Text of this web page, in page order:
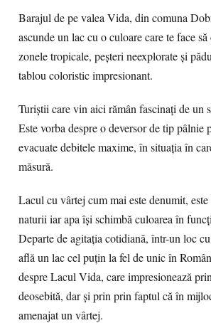
Barajul de pe valea Vida, din comuna
ascunde un lac cu o culoare care te face
zonele tropicale, peșteri neexplorate și
tablou coloristic impresionant.
Turiștii care vin aici rămân fascinați de un
Este vorba despre o deversor de tip pâlnie
evacuate debitele maxime, în situația în
măsură.
Lacul cu vârtej cum mai este denumit,
naturii iar apa își schimbă culoarea în
Departe de agitaţia cotidiană, într-un loc
află un lac cel puţin la fel de unic în
despre Lacul Vida, care impresionează
deosebită, dar şi prin prin faptul că în
amenajat un vârtej.